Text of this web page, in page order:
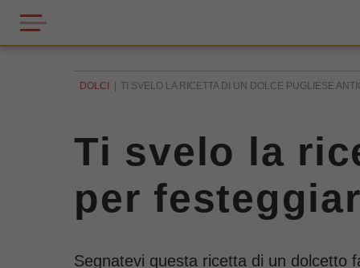
DOLCI TI SVELO LA RICETTA DI UN DOLCE PUGLIESE
Ti svelo la
per
Segnatevi questa ricetta di un dolcetto